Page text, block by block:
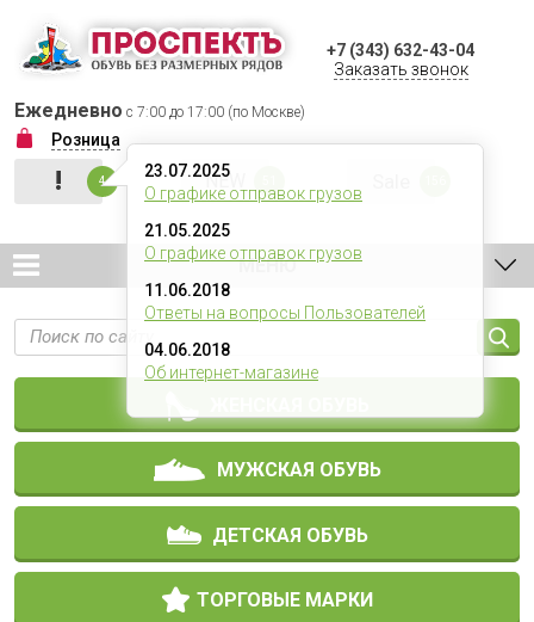
+7 (343) 632-43-04
Заказать звонок
Ежедневно с 7:00 до 17:00 (по Москве)
Розница
! 4
23.07.2025
О графике отправок грузов
21.05.2025
О графике отправок грузов
11.06.2018
Ответы на вопросы Пользователей
04.06.2018
Об интернет-магазине
NEW
МЕНЮ
МУЖСКАЯ ОБУВЬ
ДЕТСКАЯ ОБУВЬ
ТОРГОВЫЕ МАРКИ